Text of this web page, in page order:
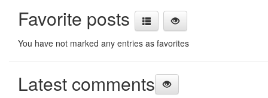
Favorite posts
You have not marked any entries as favorites
Latest comments